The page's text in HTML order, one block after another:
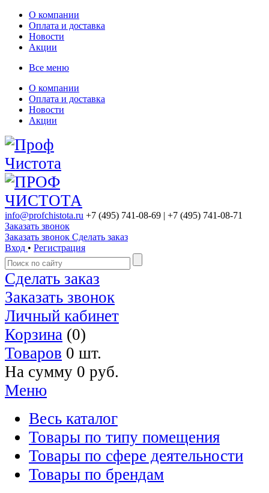
О компании
Оплата и доставка
Новости
Акции
Все меню
О компании
Оплата и доставка
Новости
Акции
info@profchistota.ru +7 (495) 741-08-69 | +7 (495) 741-08-71
Заказать звонок
Заказать звонок Сделать заказ
Вход • Регистрация
Сделать заказ
Заказать звонок
Личный кабинет
Корзина (0)
Товаров 0 шт.
На сумму 0 руб.
Меню
Весь каталог
Товары по типу помещения
Товары по сфере деятельности
Товары по брендам